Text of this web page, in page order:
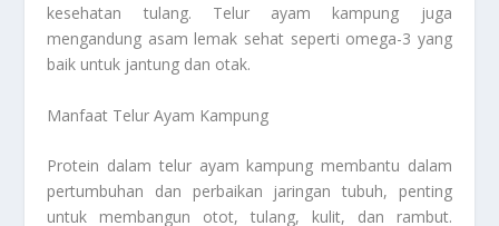
kesehatan tulang. Telur ayam kampung juga
mengandung asam lemak sehat seperti omega-3 yang
baik untuk jantung dan otak.
Manfaat Telur Ayam Kampung
Protein dalam telur ayam kampung membantu dalam
pertumbuhan dan perbaikan jaringan tubuh, penting
untuk membangun otot, tulang, kulit, dan rambut.